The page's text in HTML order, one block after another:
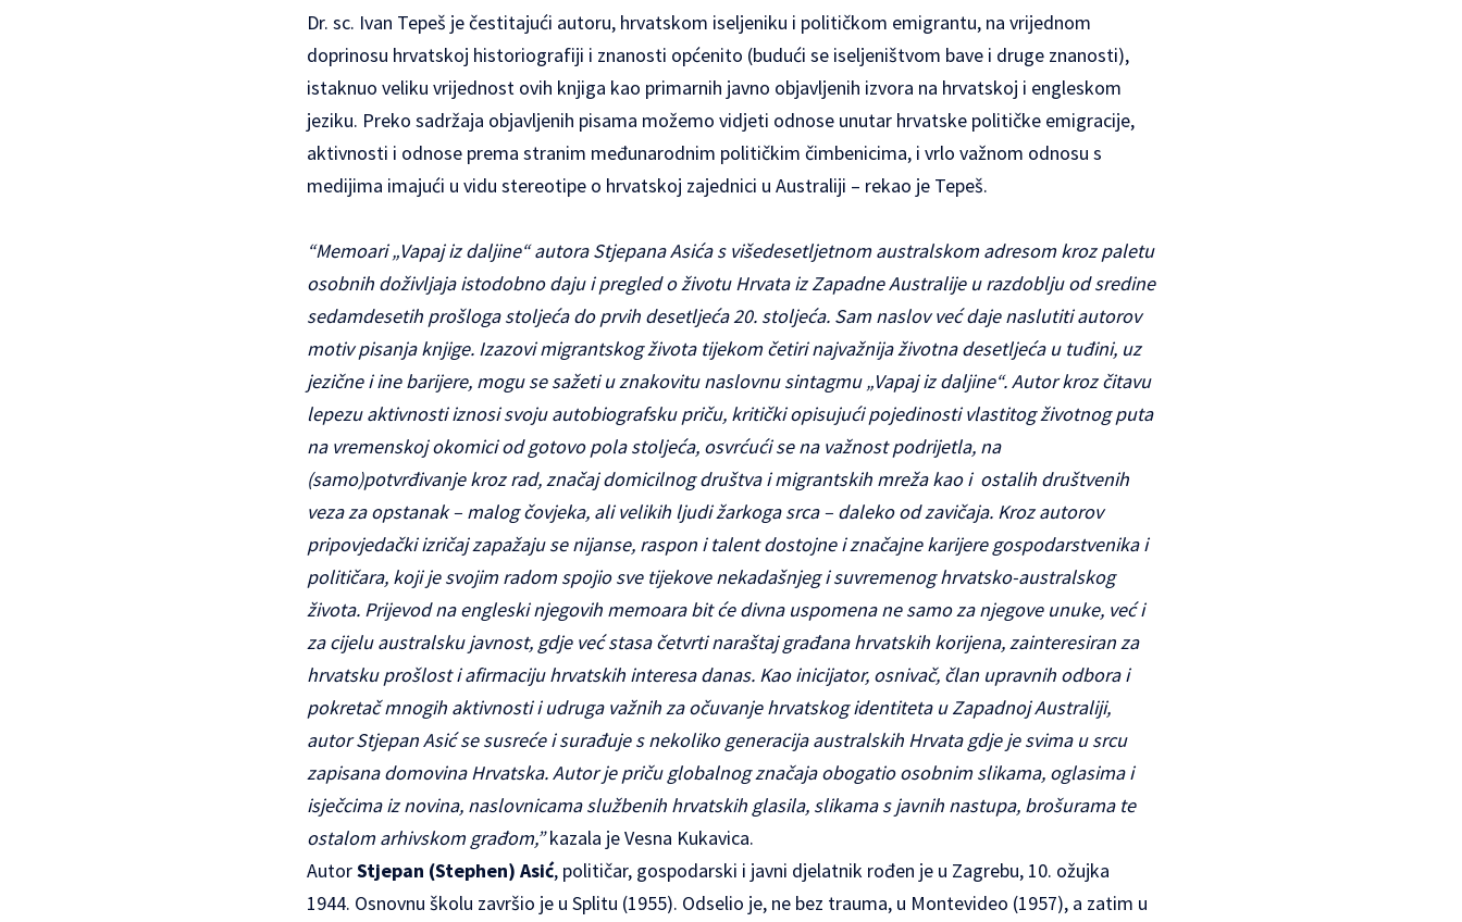
Dr. sc. Ivan Tepeš je čestitajući autoru, hrvatskom iseljeniku i političkom emigrantu, na vrijednom
doprinosu hrvatskoj historiografiji i znanosti općenito (budući se iseljeništvom bave i druge znanosti),
istaknuo veliku vrijednost ovih knjiga kao primarnih javno objavljenih izvora na hrvatskoj i engleskom
jeziku. Preko sadržaja objavljenih pisama možemo vidjeti odnose unutar hrvatske političke emigracije,
aktivnosti i odnose prema stranim međunarodnim političkim čimbenicima, i vrlo važnom odnosu s
medijima imajući u vidu stereotipe o hrvatskoj zajednici u Australiji – rekao je Tepeš.
“Memoari „Vapaj iz daljine“ autora Stjepana Asića s višedesetljetnom australskom adresom kroz paletu
osobnih doživljaja istodobno daju i pregled o životu Hrvata iz Zapadne Australije u razdoblju od sredine
sedamdesetih prošloga stoljeća do prvih desetljeća 20. stoljeća. Sam naslov već daje naslutiti autorov
motiv pisanja knjige. Izazovi migrantskog života tijekom četiri najvažnija životna desetljeća u tuđini, uz
jezične i ine barijere, mogu se sažeti u znakovitu naslovnu sintagmu „Vapaj iz daljine“. Autor kroz čitavu
lepezu aktivnosti iznosi svoju autobiografsku priču, kritički opisujući pojedinosti vlastitog životnog puta
na vremenskoj okomici od gotovo pola stoljeća, osvrćući se na važnost podrijetla, na
(samo)potvrđivanje kroz rad, značaj domicilnog društva i migrantskih mreža kao i ostalih društvenih
veza za opstanak – malog čovjeka, ali velikih ljudi žarkoga srca – daleko od zavičaja. Kroz autorov
pripovjedački izričaj zapažaju se nijanse, raspon i talent dostojne i značajne karijere gospodarstvenika i
političara, koji je svojim radom spojio sve tijekove nekadašnjeg i suvremenog hrvatsko-australskog
života. Prijevod na engleski njegovih memoara bit će divna uspomena ne samo za njegove unuke, već i
za cijelu australsku javnost, gdje već stasa četvrti naraštaj građana hrvatskih korijena, zainteresiran za
hrvatsku prošlost i afirmaciju hrvatskih interesa danas. Kao inicijator, osnivač, član upravnih odbora i
pokretač mnogih aktivnosti i udruga važnih za očuvanje hrvatskog identiteta u Zapadnoj Australiji,
autor Stjepan Asić se susreće i surađuje s nekoliko generacija australskih Hrvata gdje je svima u srcu
zapisana domovina Hrvatska. Autor je priču globalnog značaja obogatio osobnim slikama, oglasima i
isječcima iz novina, naslovnicama službenih hrvatskih glasila, slikama s javnih nastupa, brošurama te
ostalom arhivskom građom,”kazala je Vesna Kukavica.
AutorStjepan (Stephen) Asić, političar, gospodarski i javni djelatnik rođen je u Zagrebu, 10. ožujka
1944. Osnovnu školu završio je u Splitu (1955). Odselio je, ne bez trauma, u Montevideo (1957), a zatim u